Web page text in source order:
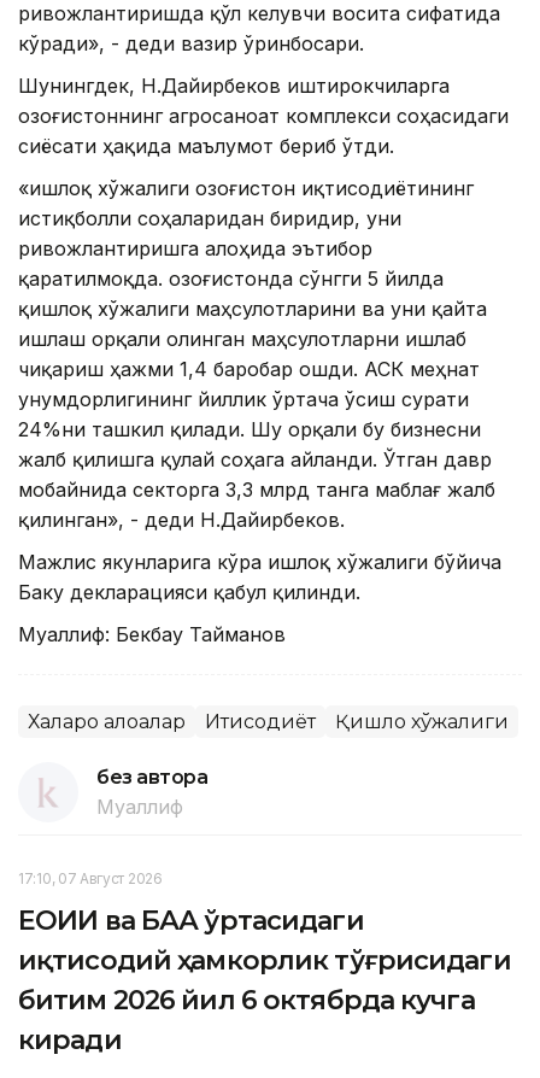
ривожлантиришда қўл келувчи восита сифатида
кўради», - деди вазир ўринбосари.
Шунингдек, Н.Дайирбеков иштирокчиларга
Қозоғистоннинг агросаноат комплекси соҳасидаги
сиёсати ҳақида маълумот бериб ўтди.
«Қишлоқ хўжалиги Қозоғистон иқтисодиётининг
истиқболли соҳаларидан биридир, уни
ривожлантиришга алоҳида эътибор
қаратилмоқда. Қозоғистонда сўнгги 5 йилда
қишлоқ хўжалиги маҳсулотларини ва уни қайта
ишлаш орқали олинган маҳсулотларни ишлаб
чиқариш ҳажми 1,4 баробар ошди. АСК меҳнат
унумдорлигининг йиллик ўртача ўсиш сурати
24%ни ташкил қилади. Шу орқали бу бизнесни
жалб қилишга қулай соҳага айланди. Ўтган давр
мобайнида секторга 3,3 млрд танга маблағ жалб
қилинган», - деди Н.Дайирбеков.
Мажлис якунларига кўра Қишлоқ хўжалиги бўйича
Баку декларацияси қабул қилинди.
Муаллиф: Бекбау Тайманов
Халқаро алоқалар Иқтисодиёт Қишлоқ хўжалиги
без автора
Муаллиф
17:10, 07 Август 2026
ЕОИИ ва БАА ўртасидаги
иқтисодий ҳамкорлик тўғрисидаги
битим 2026 йил 6 октябрда кучга
киради